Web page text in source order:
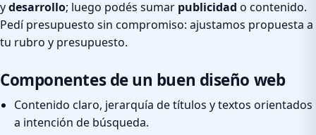
ydesarrollo; luego podés sumar publicidad o contenido.
Pedí presupuesto sin compromiso: ajustamos propuesta a
tu rubro y presupuesto.
Componentes de un buen diseño web
Contenido claro, jerarquía de títulos y textos orientados
a intención de búsqueda.